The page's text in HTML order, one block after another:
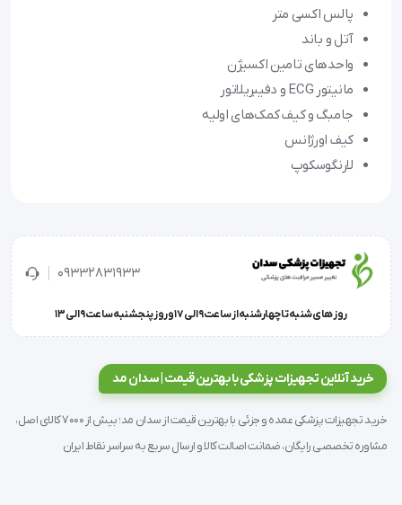
پالس اکسی متر
آتل و باند
واحدهای تامین اکسیژن
مانیتور ECG و دفیبریلاتور
جامبگ و کیف کمک‌های اولیه
کیف اورژانس
لارنگوسکوپ
09332831933
روز های شنبه تا چهارشنبه از ساعت 9 الی 17 و روز پنجشنبه ساعت 9 الی 13
خرید آنلاین تجهیزات پزشکی با بهترین قیمت | سدان مد
خرید تجهیزات پزشکی عمده و جزئی با بهترین قیمت از سدان مد؛ بیش از 7000 کالای اصل،
مشاوره تخصصی رایگان، ضمانت اصالت کالا و ارسال سریع به سراسر نقاط ایران